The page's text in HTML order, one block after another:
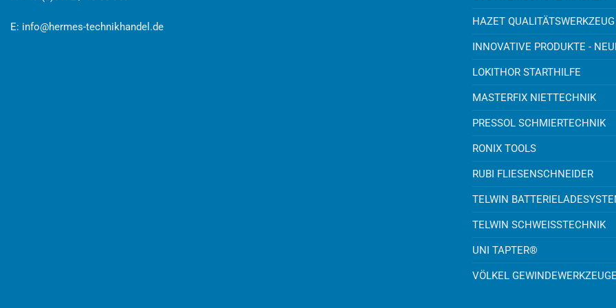
E: info@hermes-technikhandel.de HAZET QUALITÄTSWERKZEUG
INNOVATIVE PRODUKTE -
LOKITHOR STARTHILFE
MASTERFIX NIETTECHNIK
PRESSOL SCHMIERTECHNIK
RONIX TOOLS
RUBI FLIESENSCHNEIDER
TELWIN
TELWIN SCHWEISSTECHNIK
UNI TAPTER®
VÖLKEL GEWINDEWERKZEUGE